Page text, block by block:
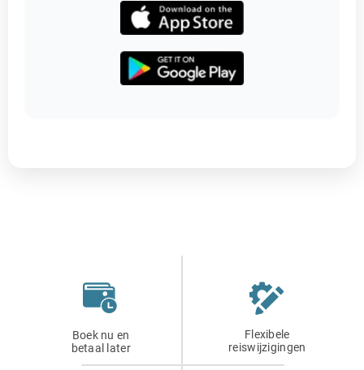
Boek nu en
betaal later
Flexibele
reiswijzigingen